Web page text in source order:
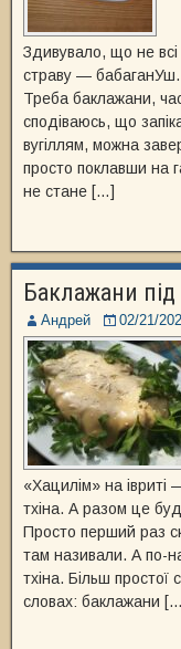
Здивувало, що не
страву — бабаганУш.
Треба баклажани,
сподіваюсь, що
вугіллям, можна
просто поклавши на
не стане […]
Баклажани під
Андрей 02/21/
«Хацилім» на івриті
тхіна. А разом це
Просто перший раз
там називали. А по-
тхіна. Більш
словах: баклажани